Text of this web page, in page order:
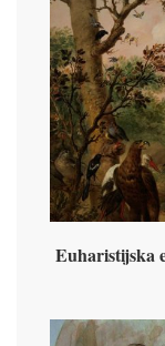
Euharistijska